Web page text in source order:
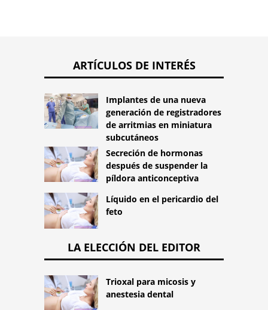
ARTÍCULOS DE INTERÉS
Implantes de una nueva
generación de registradores
de arritmias en miniatura
subcutáneos
Secreción de hormonas
después de suspender la
píldora anticonceptiva
Líquido en el pericardio del
feto
LA ELECCIÓN DEL EDITOR
Trioxal para micosis y
anestesia dental